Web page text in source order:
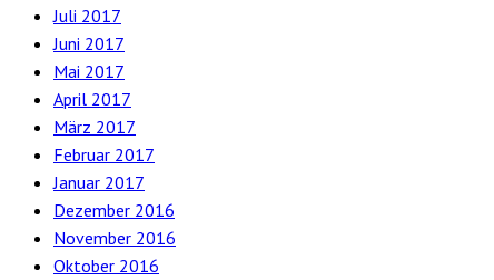
Juli 2017
Juni 2017
Mai 2017
April 2017
März 2017
Februar 2017
Januar 2017
Dezember 2016
November 2016
Oktober 2016